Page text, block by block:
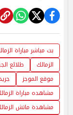
بث مباشر مباراة
الزمالك
طلائع
موقع الموجز
مشاهده مباراة
مشاهدة ماتش